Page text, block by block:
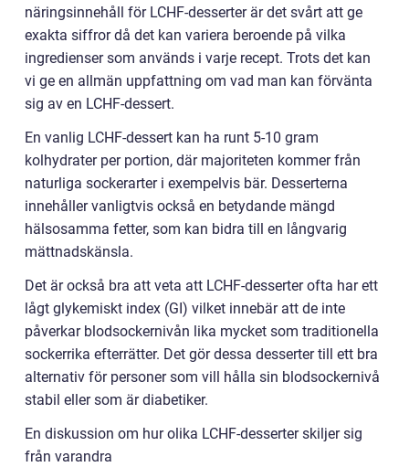
näringsinnehåll för LCHF-desserter är det svårt att ge
exakta siffror då det kan variera beroende på vilka
ingredienser som används i varje recept. Trots det kan
vi ge en allmän uppfattning om vad man kan förvänta
sig av en LCHF-dessert.
En vanlig LCHF-dessert kan ha runt 5-10 gram
kolhydrater per portion, där majoriteten kommer från
naturliga sockerarter i exempelvis bär. Desserterna
innehåller vanligtvis också en betydande mängd
hälsosamma fetter, som kan bidra till en långvarig
mättnadskänsla.
Det är också bra att veta att LCHF-desserter ofta har ett
lågt glykemiskt index (GI) vilket innebär att de inte
påverkar blodsockernivån lika mycket som traditionella
sockerrika efterrätter. Det gör dessa desserter till ett bra
alternativ för personer som vill hålla sin blodsockernivå
stabil eller som är diabetiker.
En diskussion om hur olika LCHF-desserter skiljer sig
från varandra